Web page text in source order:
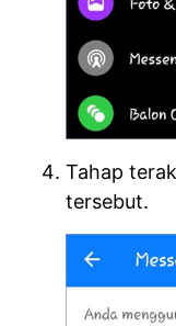
Tahap
tersebut.